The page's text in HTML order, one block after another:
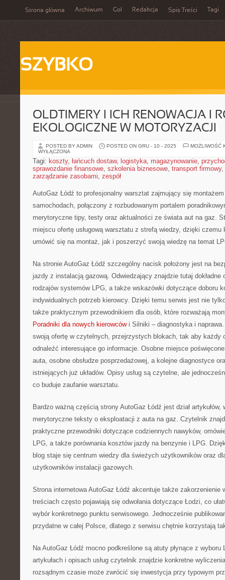
Strona główna Archiwum Gol Redakcja Spis Treści Tagi
SZYBKO
OLDTIMERY I ICH RENOWACJA I
EKOLOGICZNE W MOTORYZACJI
POSTED BY ADMIN POSTED ON GRU - 10 - 2025
MOŻLIWOŚĆ
WYŁĄCZONA
Tagi: koszty, łańcuch dostaw, logistyka, magazynowanie,
sprawozdanie finansowe, szkolenia biznesowe, transport firmowy,
zarządzanie zasobami, zespół
AutoGaz Łódź to profesjonalny warsztat zajmujący się
samochodach, połączony z rozbudowanym portalem
merytoryczne tipy, testy oraz aktualności ze świata aut na gaz.
miejscu ofertę usługową warsztatu z strefą wiedzy, dzięki czemu
umówić się na montaż, jak i poszerzyć swoją wiedzę na temat
Na stronie AutoGaz Łódź szczególny nacisk położony jest na
jazdy z instalacją gazową. Odwiedzający znajdzie tutaj dokładne
rodzajów systemów LPG, a także wskazówki dotyczące doboru
indywidualnych potrzeb kierowcy. Dzięki temu serwis jest nie
także praktycznym przewodnikiem dla osób, które rozważają
Poradniki dla nowych kierowcówi Silniki – diagnostyka i
swoją ofertę w czytelnych, przejrzystych blokach, tak aby każdy
odnaleźć interesujące go informacje. Osobne miejsce
auta, osobne obsłudze posprzedażowej, a kolejne diagnostyce
istniejących już układów. Opisy usług są czytelne, ale
co buduje zaufanie warsztatu.
Bardzo ważną częścią strony AutoGaz Łódź jest dział artykułów,
merytoryczne teksty o eksploatacji z auta na gaz. Czytelnik
praktyczne przewodniki dotyczące codziennych nawyków,
LPG, a także porównania kosztów jazdy na benzynie i LPG.
blog staje się centrum wiedzy dla świeżych użytkowników oraz
użytkowników instalacji gazowych.
Strona internetowa AutoGaz Łódź akcentuje także zakorzenienie
treściach często pojawiają się odwołania dotyczące Łodzi, co
wybór konkretnego punktu serwisowego. Jednocześnie
przydatne w całej Polsce, dlatego z serwisu chętnie korzystają
Na AutoGaz Łódź mocno podkreślone są atuty płynące z wyboru
artykułach i opisach usług czytelnik znajdzie konkretne
rozsądnym czasie może zwrócić się inwestycja przy typowym